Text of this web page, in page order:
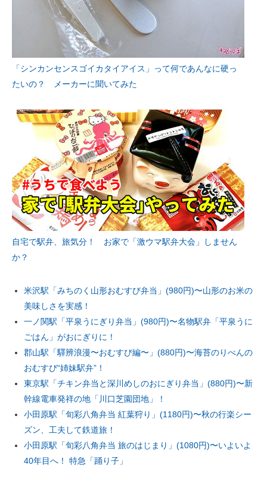
「シンカンセンスゴイカタイアイス」って何であんなに硬っ
たいの？ メーカーに聞いてみた
自宅で駅弁、旅気分！ お家で「激ウマ駅弁大会」しません
か？
米沢駅「みちのく山形おむすび弁当」(980円)〜山形のお米の
美味しさを実感！
一ノ関駅「平泉うにぎり弁当」(980円)〜名物駅弁「平泉うに
ごはん」がおにぎりに！
郡山駅「驛辨浪漫〜おむすび編〜」(880円)〜海苔のりべんの
おむすび“姉妹駅弁”！
東京駅「チキン弁当と深川めしのおにぎり弁当」(880円)〜新
幹線電車発祥の地「川口芝園団地」！
小田原駅「旬彩八角弁当 紅葉狩り」(1180円)〜秋の行楽シー
ズン、工夫して鉄道旅！
小田原駅「旬彩八角弁当 旅のはじまり」(1080円)〜いよいよ
40年目へ！ 特急「踊り子」